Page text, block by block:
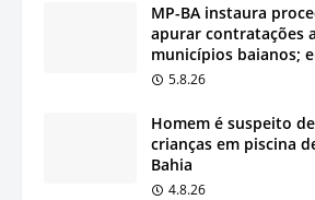
MP-BA instaura
apurar contratações
municípios baianos;
5.8.26
Homem é suspeito
crianças em piscina
Bahia
4.8.26